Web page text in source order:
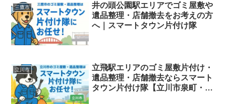
三鷹市
井の頭公園駅エリアでゴミ屋敷や
遺品整理・店舗撤去をお考えの方
へ｜スマートタウン片付け隊
立川市
立飛駅エリアのゴミ屋敷片付け・
遺品整理・店舗撤去ならスマート
タウン片付け隊【立川市泉町・高